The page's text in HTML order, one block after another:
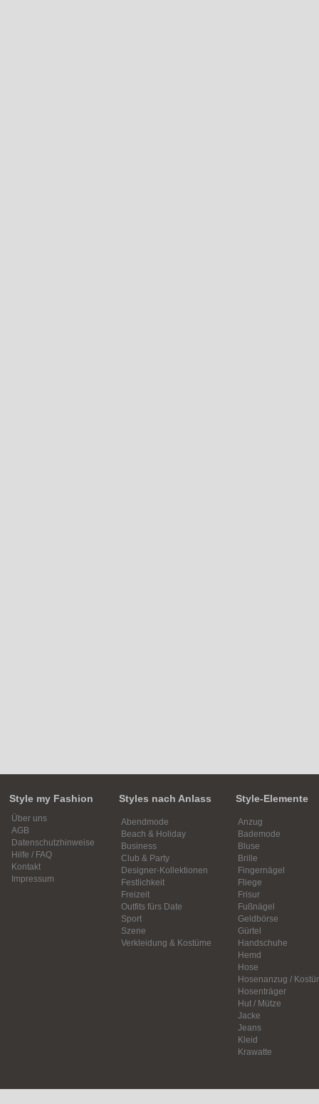
Style my Fashion
Über uns
AGB
Datenschutzhinweise
Hilfe / FAQ
Kontakt
Impressum
Styles nach Anlass
Abendmode
Beach & Holiday
Business
Club & Party
Designer-Kollektionen
Festlichkeit
Freizeit
Outfits fürs Date
Sport
Szene
Verkleidung & Kostüme
Style-Elemente
Anzug
Bademode
Bluse
Brille
Fingernägel
Fliege
Frisur
Fußnägel
Geldbörse
Gürtel
Handschuhe
Hemd
Hose
Hosenanzug /
Hosenträger
Hut / Mütze
Jacke
Jeans
Kleid
Krawatte